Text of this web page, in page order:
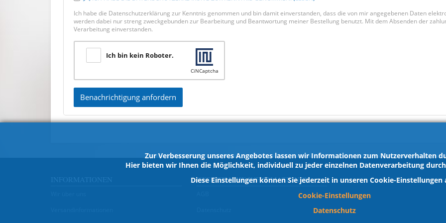
Zur Verbesserung unseres Angebotes lassen wir Informationen zum Nutzerverhalten
Hier bieten wir Ihnen die Möglichkeit, individuell zu jeder einzelnen Datenverarbeitung
Diese Einstellungen können Sie jederzeit in unseren Cookie-Einstellungen
Cookie-Einstellungen
Datenschutz
Ich habe die Datenschutzerklärung zur Kenntnis genommen und bin damit einverstanden, dass die von mir angegebenen Daten
werden dabei nur streng zweckgebunden zur Bearbeitung und Beantwortung meiner Bestellung benutzt. Mit dem Absenden der
Verarbeitung einverstanden.
Ich bin kein Roboter.
CiNCaptcha
Benachrichtigung anfordern
GESETZLICHE INFORMATIONEN